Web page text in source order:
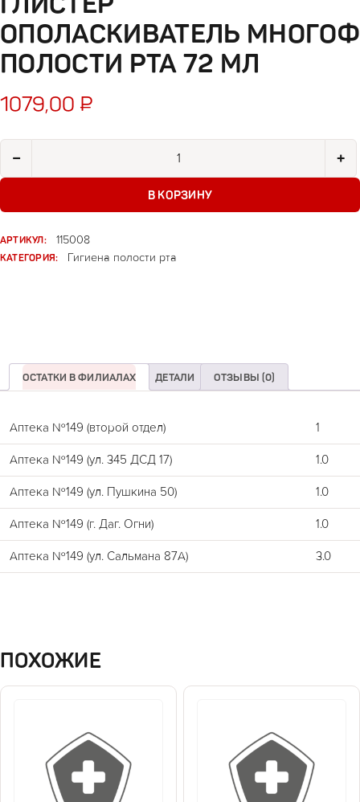
ОПОЛАСКИВАТЕЛЬ МНОГОФ
ПОЛОСТИ РТА 72 МЛ
1079,00 ₽
− +
В КОРЗИНУ
АРТИКУЛ:
115008
КАТЕГОРИЯ:
Гигиена полости рта
ОСТАТКИ В ФИЛИАЛАХ ДЕТАЛИ ОТЗЫВЫ (0)
Аптека №149 (второй отдел) 1
Аптека №149 (ул. 345 ДСД 17) 1.0
Аптека №149 (ул. Пушкина 50) 1.0
Аптека №149 (г. Даг. Огни) 1.0
Аптека №149 (ул. Сальмана 87А) 3.0
ПОХОЖИЕ